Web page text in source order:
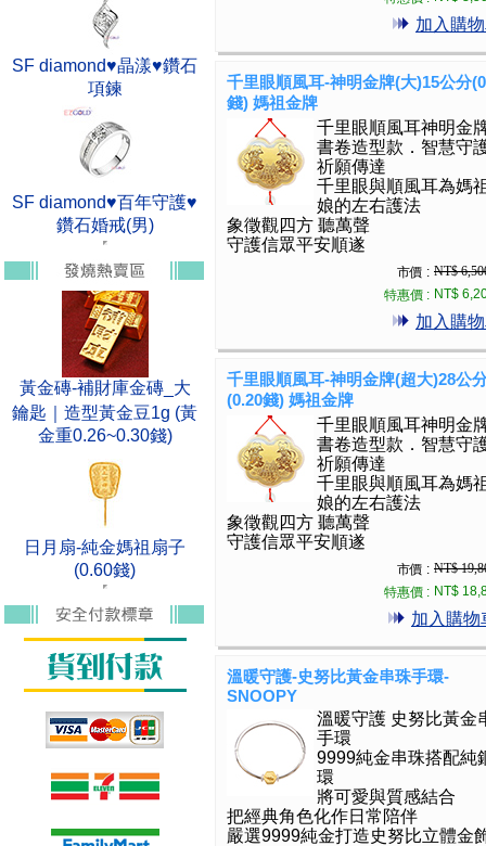
SF diamond♥晶漾♥鑽石
項鍊
SF diamond♥百年守護♥
鑽石婚戒(男)
黃金磚-補財庫金磚_大
鑰匙｜造型黃金豆1g (黃
金重0.26~0.30錢)
日月扇-純金媽祖扇子
(0.60錢)
加入購
千里眼順風耳-神明金牌(大)15公分
錢) 媽祖金牌
千里眼順風耳神明金
書卷造型款．智慧守
祈願傳達
千里眼與順風耳為媽
娘的左右護法
象徵觀四方 聽萬聲
守護信眾平安順遂
市價 : NT$
特惠價 : NT$
加入購
千里眼順風耳-神明金牌(超大)28公
(0.20錢) 媽祖金牌
千里眼順風耳神明金
書卷造型款．智慧守
祈願傳達
千里眼與順風耳為媽
娘的左右護法
象徵觀四方 聽萬聲
守護信眾平安順遂
市價 : NT$
特惠價 : NT$
加入購物
溫暖守護-史努比黃金串珠手環-
SNOOPY
溫暖守護 史努比黃金
手環
9999純金串珠搭配純
環
將可愛與質感結合
把經典角色化作日常陪伴
嚴選9999純金打造史努比立體金